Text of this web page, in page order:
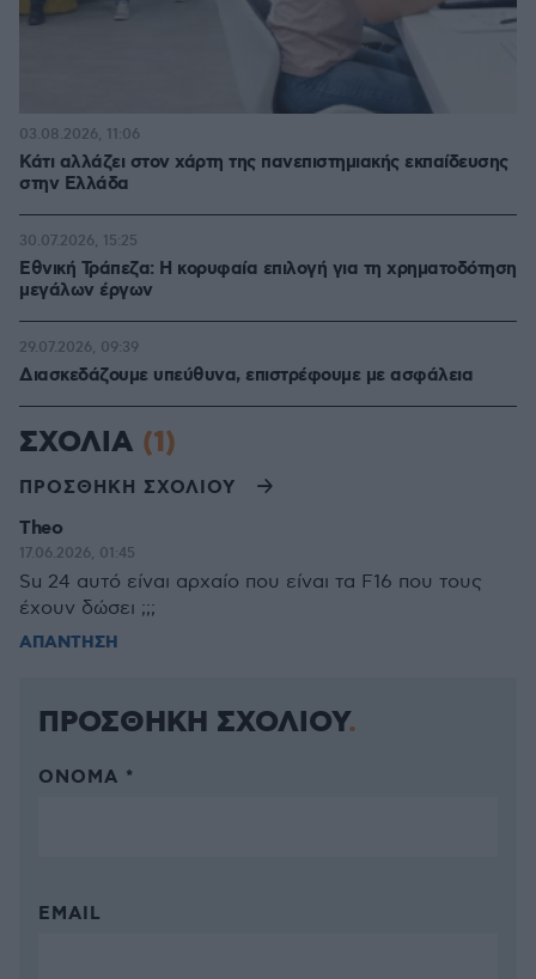
Κάτι αλλάζει στον χάρτη της πανεπιστημιακής εκπαίδευσης
στην Ελλάδα
03.08.2026, 11:06
Εθνική Τράπεζα: Η κορυφαία επιλογή για τη χρηματοδότηση
μεγάλων έργων
30.07.2026, 15:25
Διασκεδάζουμε υπεύθυνα, επιστρέφουμε με ασφάλεια
29.07.2026, 09:39
ΣΧΟΛΙΑ (1)
ΠΡΟΣΘΗΚΗ ΣΧΟΛΙΟΥ
Theo
17.06.2026, 01:45
Su 24 αυτό είναι αρχαίο που είναι τα F16 που τους
έχουν δώσει ;;;
ΑΠΑΝΤΗΣΗ
ΠΡΟΣΘΗΚΗ ΣΧΟΛΙΟΥ
ΌΝΟΜΑ *
EMAIL